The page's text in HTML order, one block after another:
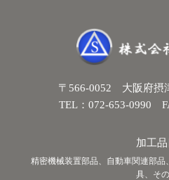
〒566-0052 大阪府摂
TEL：072-653-0990
加工品
精密機械装置部品、自動車関連部
具、そ